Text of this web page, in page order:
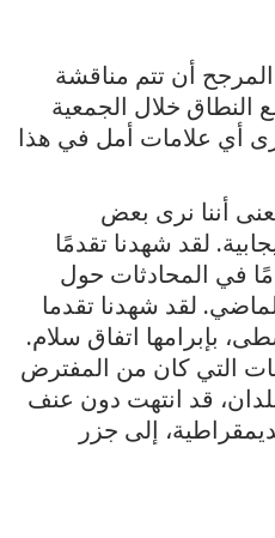
المرجح أن تتم مناقشة
النطاق خلال الجمعية
أي علامات أمل في هذا
أننا نرى بعض
لقد شهدنا تقدمًا
في المحادثات حول
لقد شهدنا تقدما
بإبرامها اتفاق سلام.
التي كان من المفترض
قد انتهت دون عنف
إلى جزر